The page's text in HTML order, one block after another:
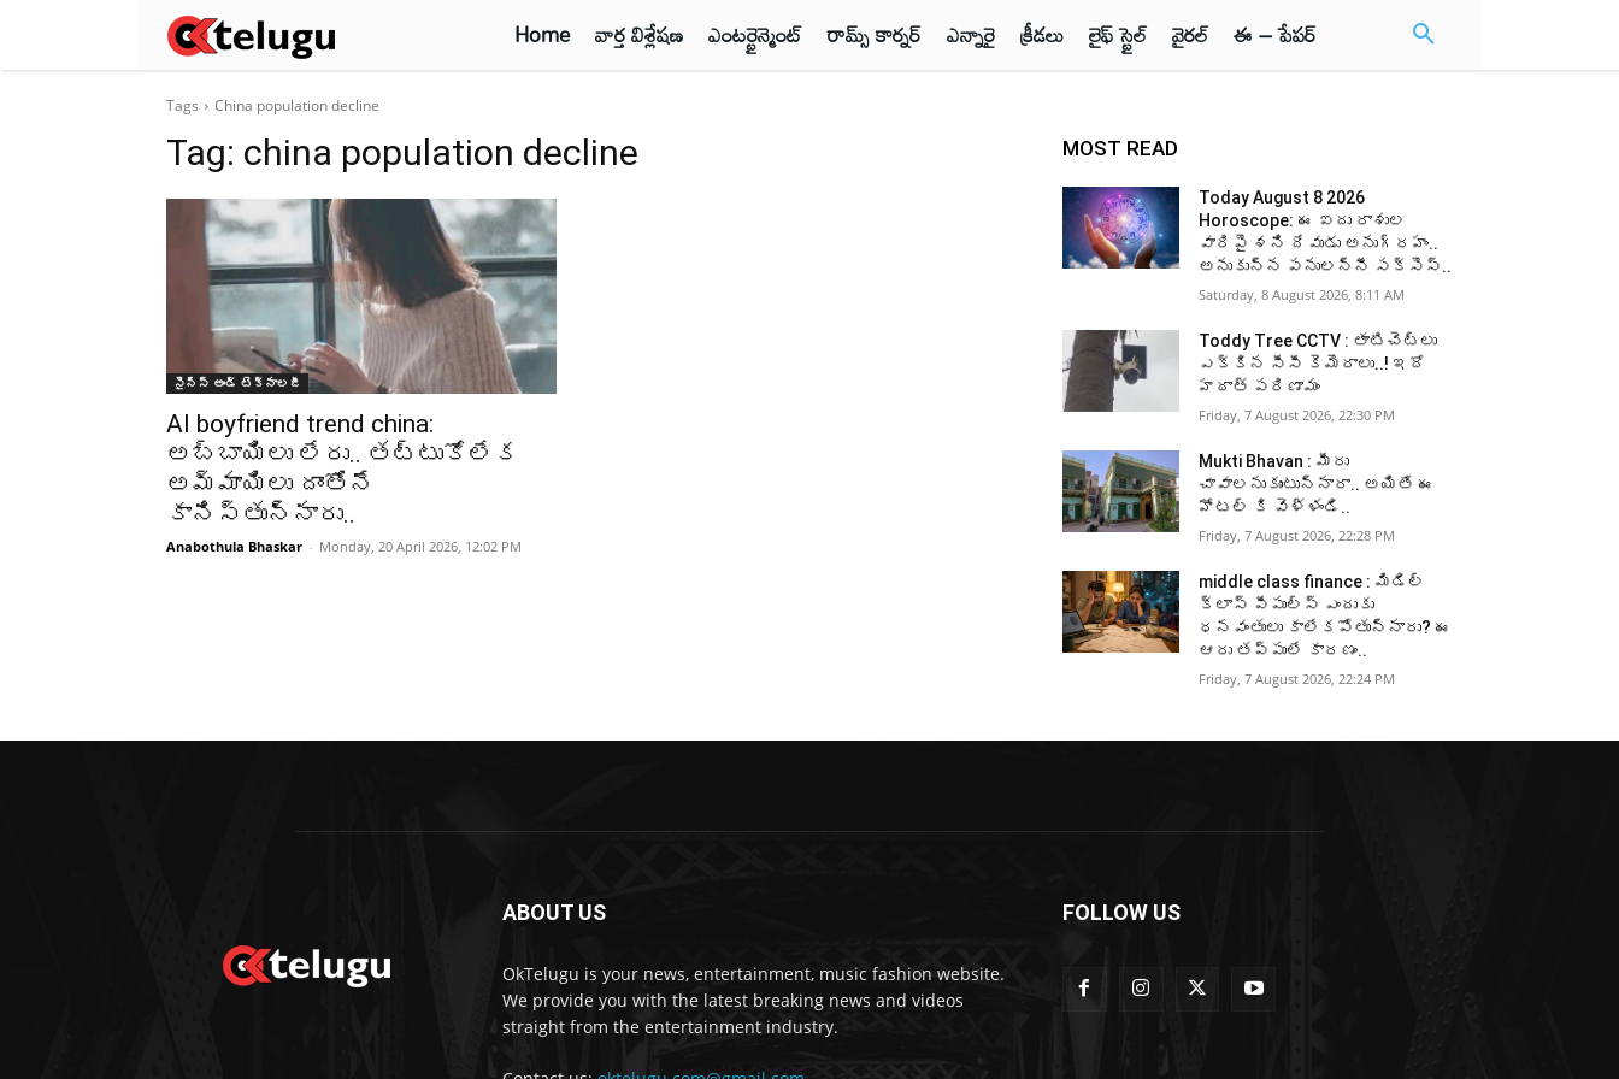
Home వార్త విశ్లేషణ ఎంటర్టైన్మెంట్ రామ్స్ కార్నర్ ఎన్నారై క్రీడలు లైఫ్ స్టైల్ వైరల్ ఈ – పేపర్
Tags China population decline
Tag: china population decline
సైన్స్‌ అండ్‌ టెక్నాలజీ
AI boyfriend trend china:
అబ్బాయిలు లేరు.. తట్టుకోలేక
అమ్మాయిలు దాంతోనే
కానిస్తున్నారు..
Anabothula Bhaskar - Monday, 20 April 2026, 12:02 PM
MOST READ
Today August 8 2026
Horoscope: ఈ ఐదు రాశుల
వారిపై శని దేవుడు అనుగ్రహం..
అనుకున్న పనులన్నీ సక్సెస్..
Saturday, 8 August 2026, 8:11 AM
Toddy Tree CCTV : తాటిచెట్లు
ఎక్కిన సీసీ కెమెరాలు..! ఇదో
హఠాత్ పరిణామం
Friday, 7 August 2026, 22:30 PM
Mukti Bhavan : మీరు
చావాలనుకుంటున్నారా.. అయితే ఈ
హోటల్ కి వెళ్ళండి..
Friday, 7 August 2026, 22:28 PM
middle class finance : మిడిల్
క్లాస్ పీపుల్స్ ఎందుకు
ధనవంతులు కాలేకపోతున్నారు? ఈ
ఆరు తప్పులే కారణం..
Friday, 7 August 2026, 22:24 PM
ABOUT US
OkTelugu is your news, entertainment, music fashion website.
We provide you with the latest breaking news and videos
straight from the entertainment industry.
FOLLOW US